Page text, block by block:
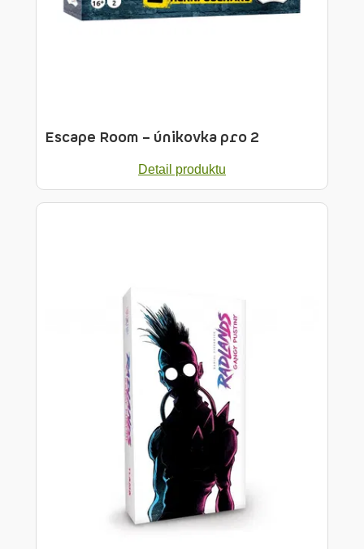
Escape Room – únikovka pro 2
Detail produktu